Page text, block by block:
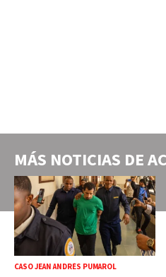
MÁS NOTICIAS DE
CASO JEAN ANDRÉS PUMAROL